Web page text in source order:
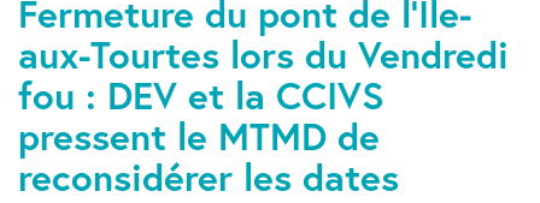
Fermeture du pont de l’Île-
aux-Tourtes lors du Vendredi
fou : DEV et la CCIVS
pressent le MTMD de
reconsidérer les dates